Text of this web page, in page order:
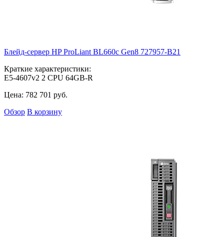
Блейд-сервер HP ProLiant BL660c Gen8 727957-B21
Краткие характеристики:
E5-4607v2 2 CPU 64GB-R
Цена: 782 701 руб.
Обзор В корзину